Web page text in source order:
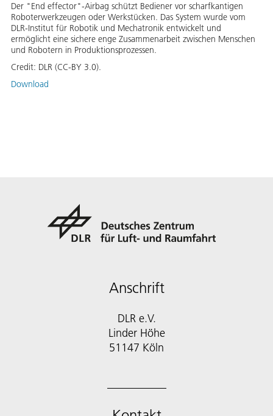
Der "End effector"-Airbag schützt Bediener vor scharfkantigen
Roboterwerkzeugen oder Werkstücken. Das System wurde vom
DLR-Institut für Robotik und Mechatronik entwickelt und
ermöglicht eine sichere enge Zusammenarbeit zwischen Menschen
und Robotern in Produktionsprozessen.
Credit: DLR (CC-BY 3.0).
Download
Anschrift
DLR e.V.
Linder Höhe
51147 Köln